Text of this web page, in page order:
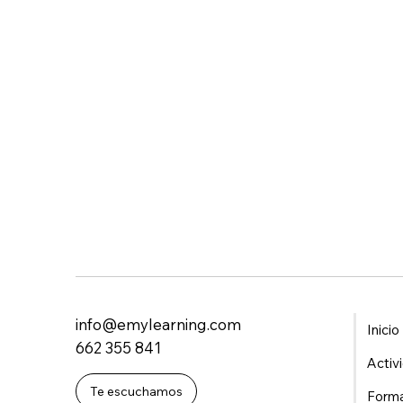
info@emylearning.com
662 355 841
Te escuchamos
Inicio